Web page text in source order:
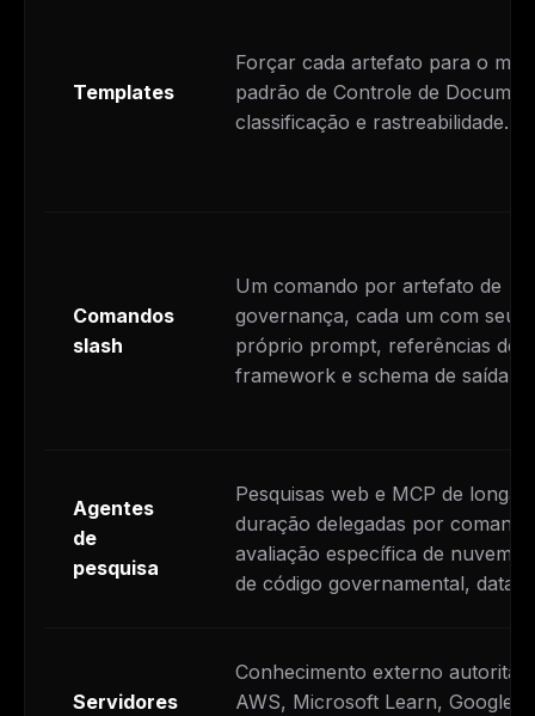
Templates
Forçar cada artefato para o
padrão de Controle de
classificação e rastreabilidade.
Comandos
slash
Um comando por artefato de
governança, cada um com seu
próprio prompt, referências de
framework e schema de saída.
Agentes
de
pesquisa
Pesquisas web e MCP de longa
duração delegadas por
avaliação específica de nuvem,
de código governamental,
Servidores
Conhecimento externo
AWS, Microsoft Learn, Google